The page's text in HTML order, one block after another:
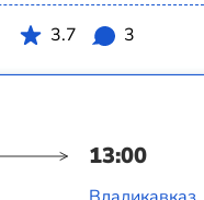
3.7 3
13:00